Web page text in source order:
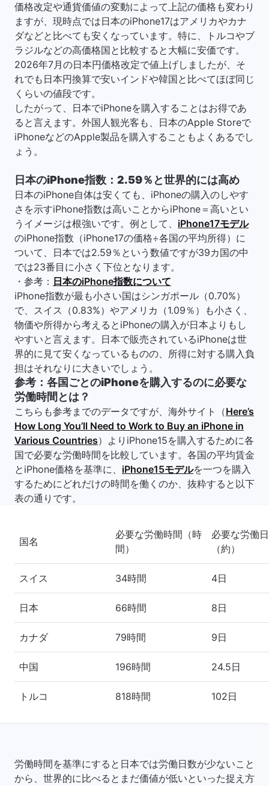
価格改定や通貨価値の変動によって上記の価格も変わり
ますが、現時点では日本のiPhone17はアメリカやカナ
ダなどと比べても安くなっています。特に、トルコやブ
ラジルなどの高価格国と比較すると大幅に安価です。
2026年7月の日本円価格改定で値上げしましたが、そ
れでも日本円換算で安いインドや韓国と比べてほぼ同じ
くらいの値段です。
したがって、日本でiPhoneを購入することはお得であ
ると言えます。外国人観光客も、日本のApple Storeで
iPhoneなどのApple製品を購入することもよくあるでし
ょう。
日本のiPhone指数：2.59％と世界的には高め
日本のiPhone自体は安くても、iPhoneの購入のしやす
さを示すiPhone指数は高いことからiPhone＝高いとい
うイメージは根強いです。例として、 iPhone17モデル
のiPhone指数（iPhone17の価格÷各国の平均所得）に
ついて、日本では2.59％という数値ですが39カ国の中
では23番目に小さく下位となります。
・参考： 日本のiPhone指数について
iPhone指数が最も小さい国はシンガポール（0.70%）
で、スイス（0.83%）やアメリカ（1.09％）も小さく、
物価や所得から考えるとiPhoneの購入が日本よりもし
やすいと言えます。日本で販売されているiPhoneは世
界的に見て安くなっているものの、所得に対する購入負
担はそれなりに大きいでしょう。
参考：各国ごとのiPhoneを購入するのに必要な
労働時間とは？
こちらも参考までのデータですが、海外サイト（Here’s
How Long You’ll Need to Work to Buy an iPhone in
Various Countries）よりiPhone15を購入するために各
国で必要な労働時間を比較しています。各国の平均賃金
とiPhone価格を基準に、 iPhone15モデルを一つを購入
するためにどれだけの時間を働くのか、抜粋すると以下
表の通りです。
国名
必要な労働時間（時
間）
必要な労働
（約）
スイス 34時間 4日
日本 66時間 8日
カナダ 79時間 9日
中国 196時間 24.5日
トルコ 818時間 102日
労働時間を基準にすると日本では労働日数が少ないこと
から、世界的に比べるとまだ価値が低いといった捉え方